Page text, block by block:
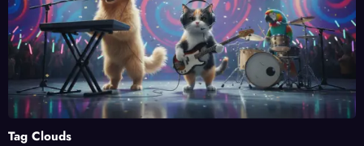
Tag Clouds